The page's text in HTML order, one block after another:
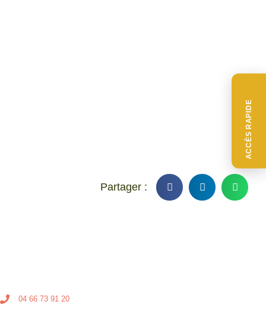
ACCÈS RAPIDE
04 66 73 91 20